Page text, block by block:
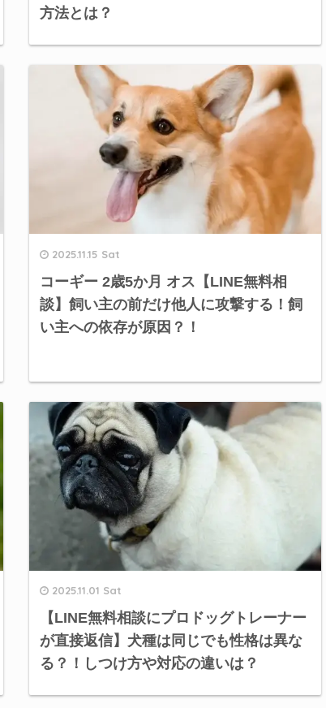
方法とは？
2025.11.15 Sat
コーギー 2歳5か月 オス【LINE無料相
談】飼い主の前だけ他人に攻撃する！飼
い主への依存が原因？！
2025.11.01 Sat
【LINE無料相談にプロドッグトレーナー
が直接返信】犬種は同じでも性格は異な
る？！しつけ方や対応の違いは？